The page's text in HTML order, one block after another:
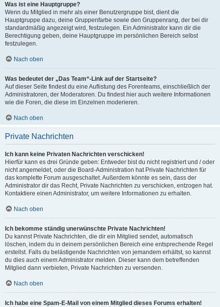
Was ist eine Hauptgruppe?
Wenn du Mitglied in mehr als einer Benutzergruppe bist, dient die
Hauptgruppe dazu, deine Gruppenfarbe sowie den Gruppenrang, der bei dir
standardmäßig angezeigt wird, festzulegen. Ein Administrator kann dir die
Berechtigung geben, deine Hauptgruppe im persönlichen Bereich selbst
festzulegen.
Nach oben
Was bedeutet der „Das Team“-Link auf der Startseite?
Auf dieser Seite findest du eine Auflistung des Forenteams, einschließlich der
Administratoren, der Moderatoren. Du findest hier auch weitere Informationen
wie die Foren, die diese im Einzelnen moderieren.
Nach oben
Private Nachrichten
Ich kann keine Privaten Nachrichten verschicken!
Hierfür kann es drei Gründe geben: Entweder bist du nicht registriert und / oder
nicht angemeldet, oder die Board-Administration hat Private Nachrichten für
das komplette Forum ausgeschaltet. Außerdem könnte es sein, dass der
Administrator dir das Recht, Private Nachrichten zu verschicken, entzogen hat.
Kontaktiere einen Administrator, um weitere Informationen zu erhalten.
Nach oben
Ich bekomme ständig unerwünschte Private Nachrichten!
Du kannst Private Nachrichten, die dir ein Mitglied sendet, automatisch
löschen, indem du in deinem persönlichen Bereich eine entsprechende Regel
erstellst. Falls du belästigende Nachrichten von jemandem erhältst, so kannst
du dies auch einem Administrator melden. Dieser kann dem betreffenden
Mitglied dann verbieten, Private Nachrichten zu versenden.
Nach oben
Ich habe eine Spam-E-Mail von einem Mitglied dieses Forums erhalten!